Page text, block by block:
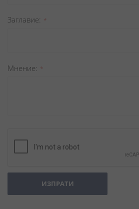
Заглавиe
Мнение
ИЗПРАТИ